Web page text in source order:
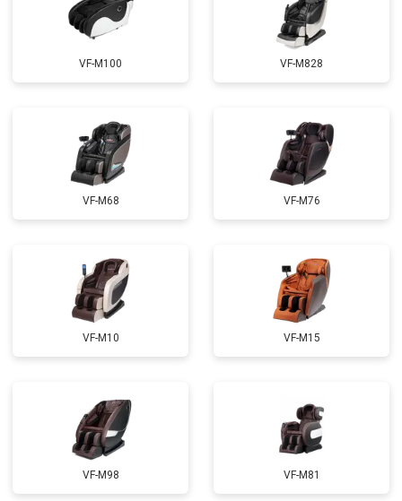
Ремонт пульта управления от 4200 ₽ Заказать
от 3900 ₽
Ремонт сканера от 4800 ₽ Заказать
Ремонт купюроприемника
Замена сетевого трансформатора от 4500 ₽ Заказать
Ремонт микро-лифта от 5500 ₽
VF-M100 VF-M828
VF-M68 VF-M76
VF-M10 VF-M15
VF-M98 VF-M81